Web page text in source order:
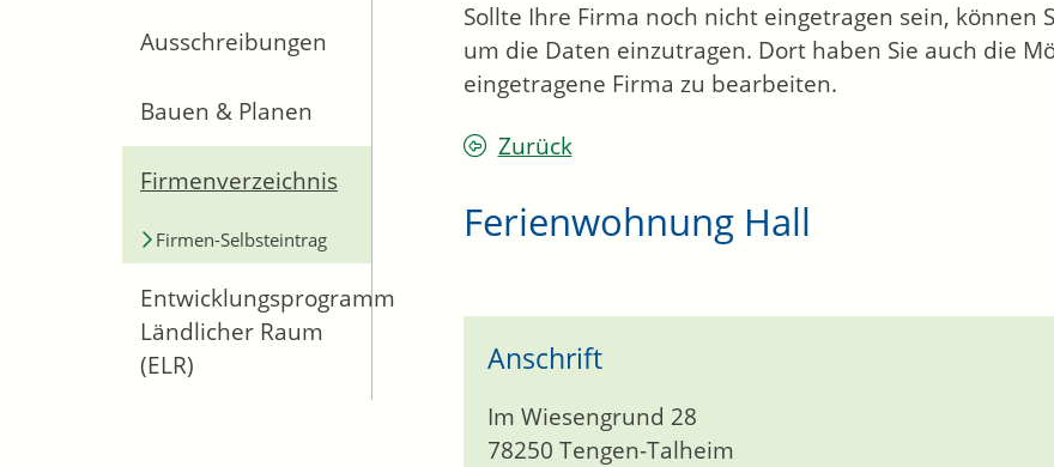
Ausschreibungen
Bauen & Planen
Firmenverzeichnis
Firmen-Selbsteintrag
Entwicklungsprogramm
Ländlicher Raum
(ELR)
Sollte Ihre Firma noch nicht eingetragen sein, können
um die Daten einzutragen. Dort haben Sie auch die
eingetragene Firma zu bearbeiten.
Zurück
Ferienwohnung Hall
Anschrift
Im Wiesengrund 28
78250 Tengen-Talheim